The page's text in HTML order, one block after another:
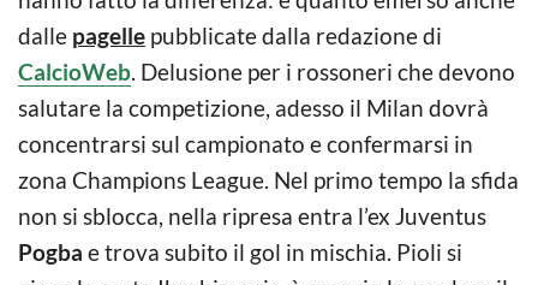
dalle pagelle pubblicate dalla redazione di
CalcioWeb. Delusione per i rossoneri che devono
salutare la competizione, adesso il Milan dovrà
concentrarsi sul campionato e confermarsi in
zona Champions League. Nel primo tempo la sfida
non si sblocca, nella ripresa entra l’ex Juventus
Pogba e trova subito il gol in mischia. Pioli si